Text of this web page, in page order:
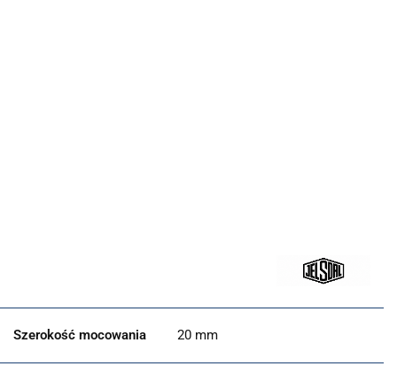
Szerokość mocowania 20 mm